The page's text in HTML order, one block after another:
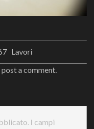
Lavori
post a comment
I campi